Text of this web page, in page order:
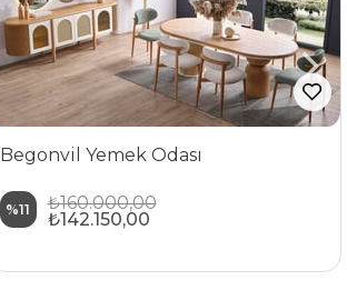
Begonvil Yemek Odası
%11 ₺142.150,00
₺160.000,00